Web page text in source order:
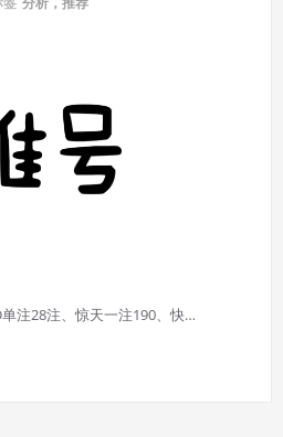
注28注、惊天一注190、快…